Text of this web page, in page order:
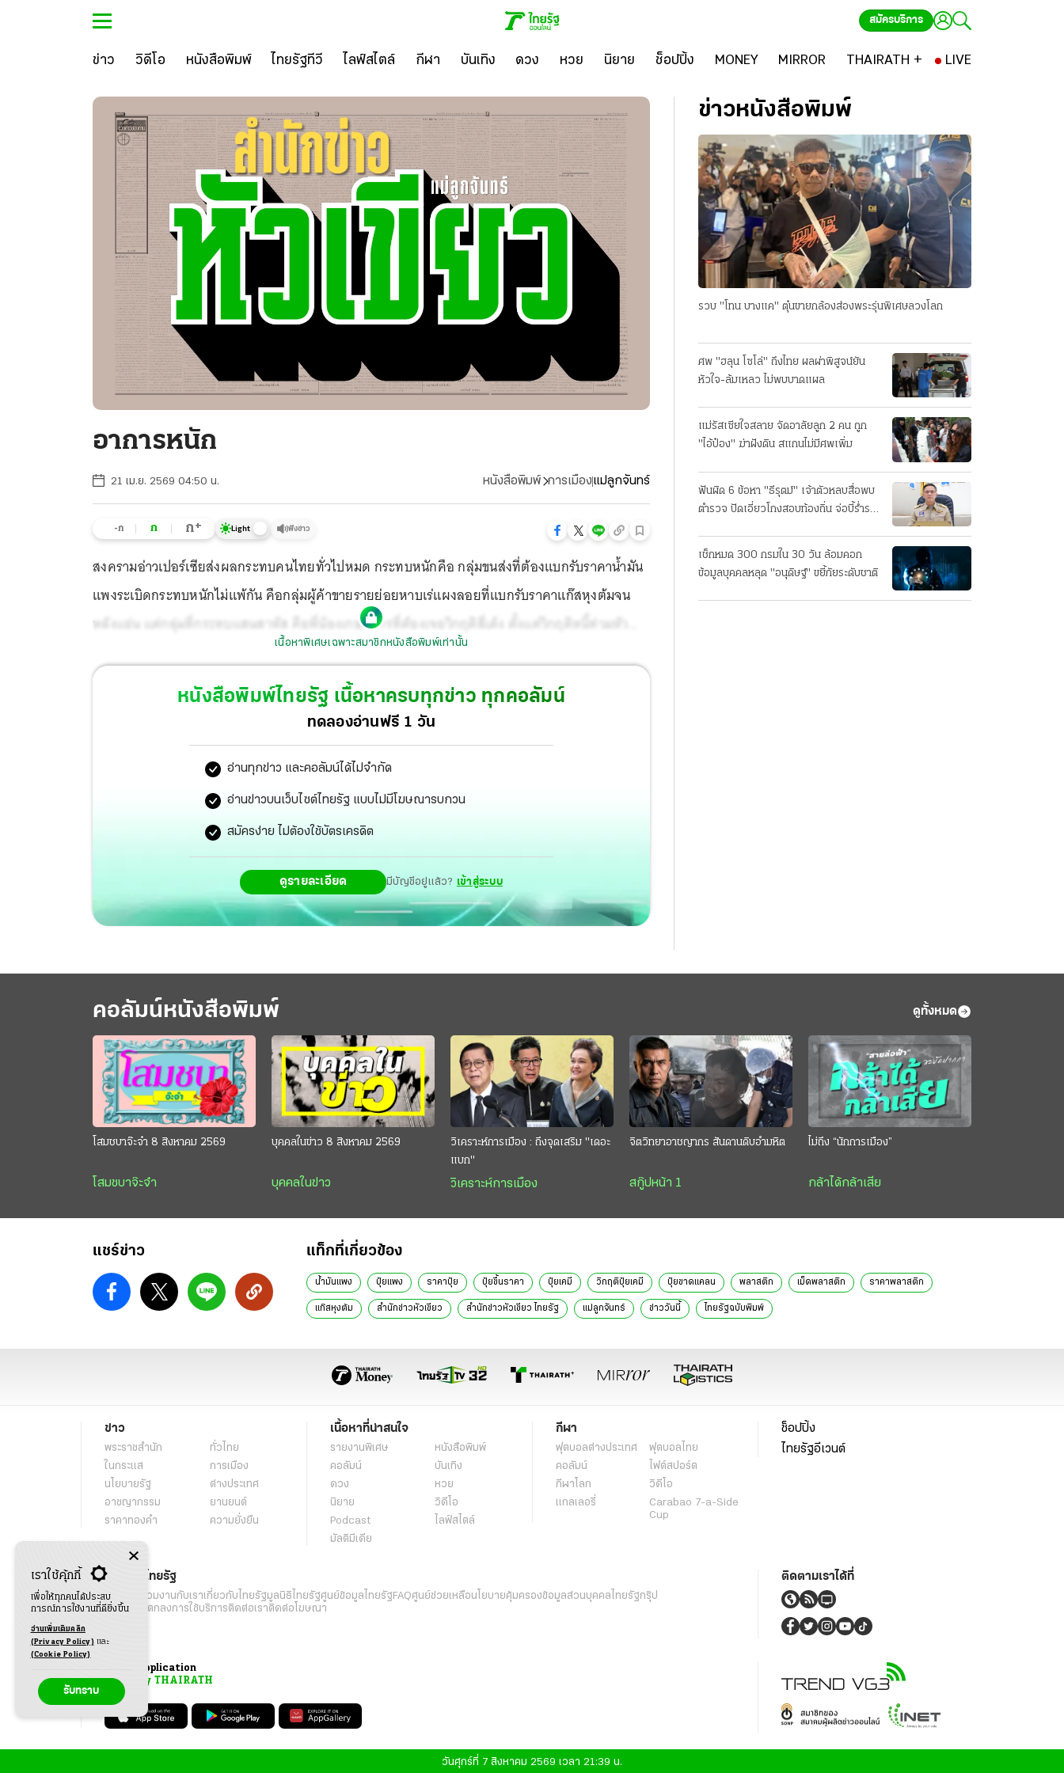
สมัครบริการ
ข่าว วิดีโอ หนังสือพิมพ์ ไทยรัฐทีวี ไลฟ์สไตล์ กีฬา บันเทิง ดวง หวย นิยาย ช็อปปิ้ง MONEY MIRROR THAIRATH + LIVE
อาการหนัก
21 เม.ย. 2569 04:50 น. หนังสือพิมพ์ การเมืองแม่ลูกจันทร์
-ก ก ก+ Light ฟังข่าว
สงครามอ่าวเปอร์เซียส่งผลกระทบคนไทยทั่วไปหมด กระทบหนักคือ กลุ่มขนส่งที่ต้องแบกรับราคาน้ำมัน
แพงระเบิดกระทบหนักไม่แพ้กัน คือกลุ่มผู้ค้าขายรายย่อยหาบเร่แผงลอยที่แบกรับราคาแก๊สหุงต้มจน
หลังแอ่น แต่กลุ่มที่กระทบแสนสาหัส คือพี่น้องเกษตรกรที่ต้องเจอวิกฤติสี่เด้ง ตั้งแต่วิกฤติหนี้ท่วมหัว
วิกฤติราคาผลผลิตตกต่ำ วิกฤติปุ๋ยเคมีขาดแคลน และวิกฤติราคาน้ำมันแพงหูฉี่
เนื้อหาพิเศษเฉพาะสมาชิกหนังสือพิมพ์เท่านั้น
หนังสือพิมพ์ไทยรัฐ เนื้อหาครบทุกข่าว ทุกคอลัมน์
ทดลองอ่านฟรี 1 วัน
อ่านทุกข่าว และคอลัมน์ได้ไม่จำกัด
อ่านข่าวบนเว็บไซต์ไทยรัฐ แบบไม่มีโฆษณารบกวน
สมัครง่าย ไม่ต้องใช้บัตรเครดิต
ดูรายละเอียด มีบัญชีอยู่แล้ว? เข้าสู่ระบบ
ข่าวหนังสือพิมพ์
รวบ "โทน บางแค" ตุ๋นขายกล้องส่องพระรุ่นพิเศษลวงโลก
ศพ "ฮลุน โซโล่" ถึงไทย ผลผ่าพิสูจน์ยัน
หัวใจ-ล้มเหลว ไม่พบบาดแผล
แม่รัสเซียใจสลาย จัดอาลัยลูก 2 คน ถูก
"ไอ้ป๋อง" ฆ่าฝังดิน สแกนไม่มีศพเพิ่ม
ฟันผิด 6 ข้อหา "ธีรุตม์" เจ้าตัวหลบสื่อพบ
ตำรวจ ปัดเอี่ยวโกงสอบท้องถิ่น จ่อบี้รํ่ารวย
เช็กหมด 300 กรมใน 30 วัน ล้อมคอก
ข้อมูลบุคคลหลุด "อนุดิษฐ์" ขยี้ภัยระดับชาติ
คอลัมน์หนังสือพิมพ์ ดูทั้งหมด
โสมชบาจ๊ะจ๋า 8 สิงหาคม 2569
โสมชบาจ๊ะจ๋า
บุคคลในข่าว 8 สิงหาคม 2569
บุคคลในข่าว
วิเคราะห์การเมือง : ถึงจุดเสริม "เดอะ
แบก"
วิเคราะห์การเมือง
จิตวิทยาอาชญากร สันดานดิบอำมหิต
สกู๊ปหน้า 1
ไม่ถึง “นักการเมือง”
กล้าได้กล้าเสีย
แชร์ข่าว แท็กที่เกี่ยวข้อง
น้ำมันแพง ปุ๋ยแพง ราคาปุ๋ย ปุ๋ยขึ้นราคา ปุ๋ยเคมี วิกฤติปุ๋ยเคมี ปุ๋ยขาดแคลน พลาสติก เม็ดพลาสติก ราคาพลาสติก
แก๊สหุงต้ม สำนักข่าวหัวเขียว สำนักข่าวหัวเขียว ไทยรัฐ แม่ลูกจันทร์ ข่าววันนี้ ไทยรัฐฉบับพิมพ์
ข่าว
พระราชสำนัก
ทั่วไทย
ในกระแส
การเมือง
นโยบายรัฐ
ต่างประเทศ
อาชญากรรม
ยานยนต์
ราคาทองคำ
ความยั่งยืน
เนื้อหาที่น่าสนใจ
รายงานพิเศษ
หนังสือพิมพ์
คอลัมน์
บันเทิง
ดวง
หวย
นิยาย
วิดีโอ
Podcast
ไลฟ์สไตล์
มัลติมีเดีย
กีฬา
ฟุตบอลต่่างประเทศ
ฟุตบอลไทย
คอลัมน์
ไฟต์สปอร์ต
กีฬาโลก
วิดีโอ
แกลเลอรี่
Carabao 7-a-Side
Cup
ช็อปปิ้ง
ไทยรัฐอีเวนต์
เกี่ยวกับไทยรัฐ
กิจกรรม ร่วมงานกับเราเกี่ยวกับไทยรัฐมูลนิธิไทยรัฐศูนย์ข้อมูลไทยรัฐFAQศูนย์ช่วยเหลือนโยบายคุ้มครองข้อมูลส่วนบุคคลไทยรัฐกรุ๊ป
เงื่อนไขข้อตกลงการใช้บริการติดต่อเราติดต่อโฆษณา
ติดตามเราได้ที่
Application
My THAIRATH
วันศุกร์ที่ 7 สิงหาคม 2569 เวลา 21:39 น.
เราใช้คุ้กกี้
เพื่อให้ทุกคนได้ประสบ
การณ์การใช้งานที่ดียิ่งขึ้น
อ่านเพิ่มเติมคลิก
(Privacy Policy) และ
(Cookie Policy)
รับทราบ